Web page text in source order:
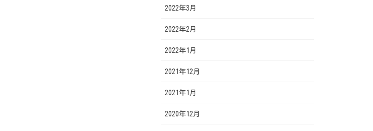
2022年3月
2022年2月
2022年1月
2021年12月
2021年1月
2020年12月